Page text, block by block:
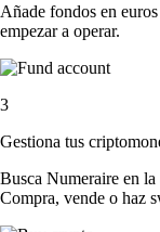
Añade fondos en
empezar a operar.
3
Gestiona tus
Busca Numeraire en
Compra, vende o haz